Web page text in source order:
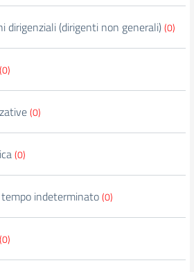
dirigenziali (dirigenti non generali)(0)
(0)
(0)
(0)
indeterminato(0)
(0)